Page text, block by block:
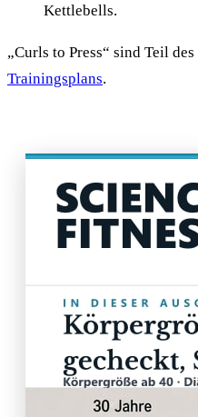
Kettlebells.
„Curls to Press“ sind Teil des
Trainingsplans.